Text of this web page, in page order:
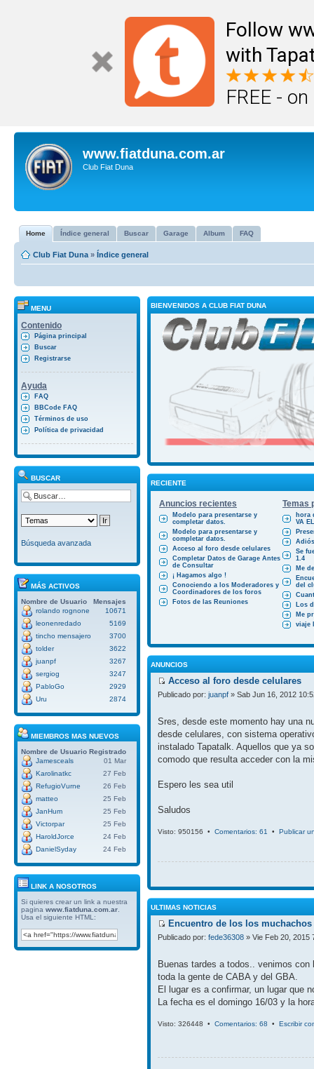
Follow
with
FREE -
www.fiatduna.com.ar
Club Fiat Duna
Home Índice general Buscar Garage Album FAQ
Club Fiat Duna » Índice general
MENU
Contenido
Página principal
Buscar
Registrarse
Ayuda
FAQ
BBCode FAQ
Términos de uso
Política de privacidad
BUSCAR
Búsqueda avanzada
MÁS ACTIVOS
Nombre de Usuario
Mensajes
rolando rognone
10671
leonenredado
5169
tincho mensajero
3700
tolder
3622
juanpf
3267
sergiog
3247
PabloGo
2929
Uru
2874
MIEMBROS MAS NUEVOS
Nombre de Usuario Registrado
Jamesceals
01 Mar
Karolinatkc
27 Feb
RefugioVurne
26 Feb
matteo
25 Feb
JanHum
25 Feb
Victorpar
25 Feb
HaroldJorce
24 Feb
DanielSyday
24 Feb
LINK A NOSOTROS
Si quieres crear un link a nuestra
pagina www.fiatduna.com.ar
Usa el siguiente HTML:
BIENVENIDOS A CLUB FIAT DUNA
RECIENTE
Anuncios recientes Temas
Modelo para presentarse y
completar datos.
Modelo para presentarse y
completar datos.
Acceso al foro desde celulares
Completar Datos de Garage Antes
de Consultar
¡ Hagamos algo !
Conociendo a los Moderadores y
Coordinadores de los foros
Fotos de las Reuniones
hora
VA
Se
1.4
Me
del
Los
Me
viaje
ANUNCIOS
Acceso al foro desde celulares
Publicado por: juanpf » Sab Jun 16, 2012
Sres, desde este momento hay una
desde celulares, con sistema
instalado Tapatalk. Aquellos que ya
comodo que resulta acceder con la
Espero les sea util
Saludos
Visto: 950156 • Comentarios: 61 • Publicar
ULTIMAS NOTICIAS
Encuentro de los los
Publicado por: fede36308 » Vie Feb 20, 2015
Buenas tardes a todos.. venimos
toda la gente de CABA y del GBA.
El lugar es a confirmar, un lugar que
La fecha es el domingo 16/03 y la
Visto: 326448 • Comentarios: 68 • Escribir